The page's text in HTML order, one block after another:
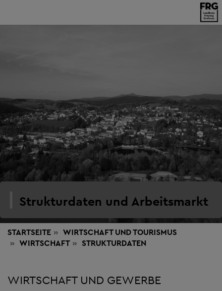
Strukturdaten und Arbeitsmarkt
STARTSEITE WIRTSCHAFTUND TOURISMUS
WIRTSCHAFT
STRUKTURDATEN
WIRTSCHAFT UND GEWERBE